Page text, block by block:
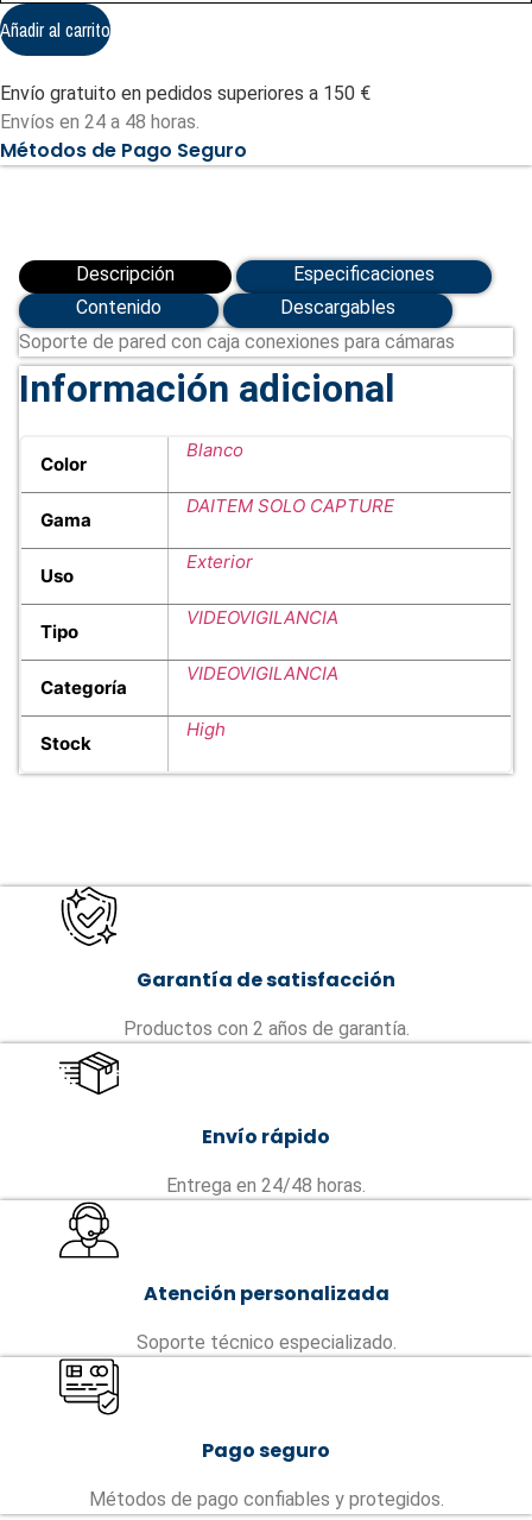
pared
con
caja
para
cámaras
cantidad
Añadir al carrito
Envío gratuito en pedidos superiores a 150 €
Envíos en 24 a 48 horas.
Métodos de Pago Seguro
Descripción
Especificaciones
Contenido
Descargables
Soporte de pared con caja conexiones para cámaras
Información adicional
Color
Blanco
Gama
DAITEM SOLO CAPTURE
Uso
Exterior
Tipo
VIDEOVIGILANCIA
Categoría
VIDEOVIGILANCIA
Stock
High
Garantía de satisfacción
Productos con 2 años de garantía.
Envío rápido
Entrega en 24/48 horas.
Atención personalizada
Soporte técnico especializado.
Pago seguro
Métodos de pago confiables y protegidos.